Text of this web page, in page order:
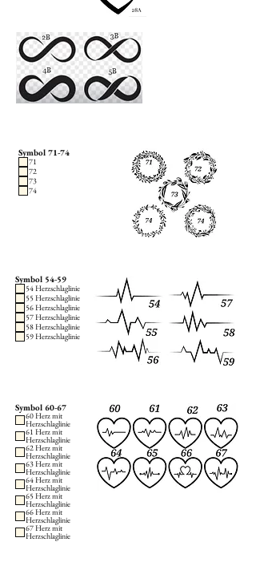
Symbol 71-74
71
72
73
74
Symbol 54-59
54 Herzschlaglinie
55 Herzschlaglinie
56 Herzschlaglinie
57 Herzschlaglinie
58 Herzschlaglinie
59 Herzschlaglinie
Symbol 60-67
60 Herz mit
Herzschlaglinie
61 Herz mit
Herzschlaglinie
62 Herz mit
Herzschlaglinie
63 Herz mit
Herzschlaglinie
64 Herz mit
Herzschlaglinie
65 Herz mit
Herzschlaglinie
66 Herz mit
Herzschlaglinie
67 Herz mit
Herzschlaglinie